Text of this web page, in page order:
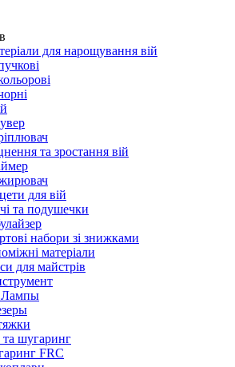
для нарощування вій
та зростання вій
для вій
та подушечки
набори зі знижками
матеріали
для майстрів
та шугаринг
FRC